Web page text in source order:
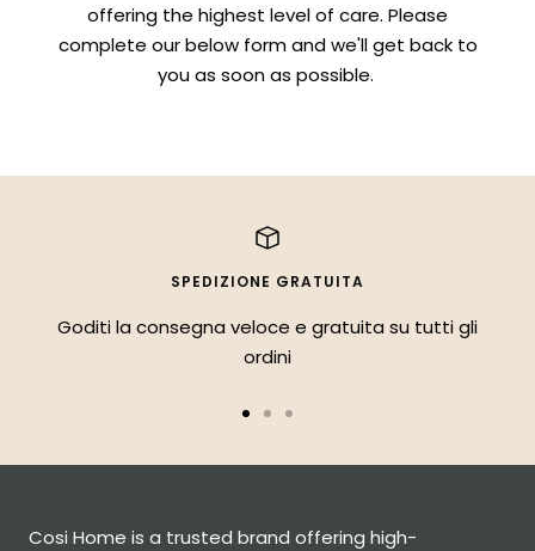
offering the highest level of care. Please
complete our below form and we'll get back to
you as soon as possible.
SPEDIZIONE GRATUITA
Goditi la consegna veloce e gratuita su tutti gli
ordini
Cosi Home is a trusted brand offering high-